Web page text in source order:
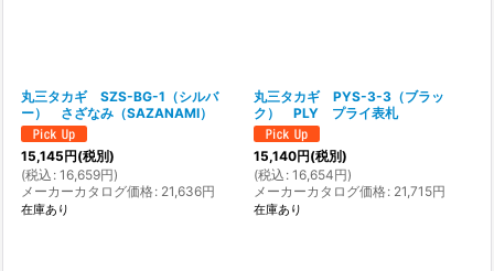
丸三タカギ SZS-BG-1（シルバ
ー） さざなみ（SAZANAMI）
15,145円(税別)
(税込 : 16,659円)
メーカーカタログ価格: 21,636円
在庫あり
丸三タカギ PYS-3-3（ブラッ
ク） PLY プライ表札
15,140円(税別)
(税込 : 16,654円)
メーカーカタログ価格: 21,715円
在庫あり